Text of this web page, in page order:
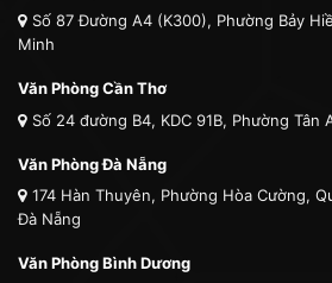
Số 87 Đường A4 (K300), Phường Bảy
Minh
Văn Phòng Cần Thơ
Số 24 đường B4, KDC 91B, Phường Tân
Văn Phòng Đà Nẵng
174 Hàn Thuyên, Phường Hòa Cường,
Đà Nẵng
Văn Phòng Bình Dương